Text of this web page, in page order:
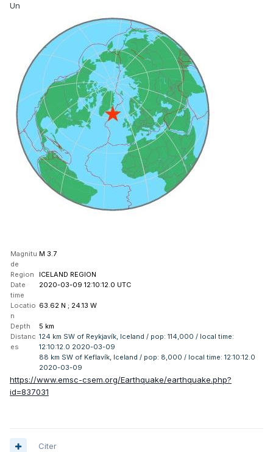
Un
Magnitu
de
M 3.7
Region
ICELAND REGION
Date
time
2020-03-09 12:10:12.0 UTC
Locatio
n
63.62 N ; 24.13 W
Depth
5 km
Distanc
es
124 km SW of Reykjavík, Iceland / pop: 114,000 / local time:
12:10:12.0 2020-03-09
88 km SW of Keflavík, Iceland / pop: 8,000 / local time: 12:10:12.0
2020-03-09
https://www.emsc-csem.org/Earthquake/earthquake.php?
id=837031
Citer